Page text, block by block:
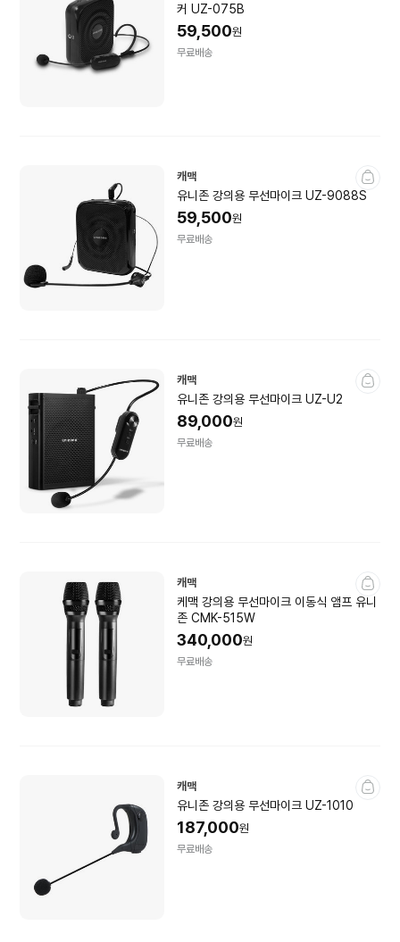
커 UZ-075B
59,500원
무료배송
캐맥
유니존 강의용 무선마이크 UZ-9088S
59,500원
무료배송
캐맥
유니존 강의용 무선마이크 UZ-U2
89,000원
무료배송
캐맥
케맥 강의용 무선마이크 이동식 앰프 유니
존 CMK-515W
340,000원
무료배송
캐맥
유니존 강의용 무선마이크 UZ-1010
187,000원
무료배송